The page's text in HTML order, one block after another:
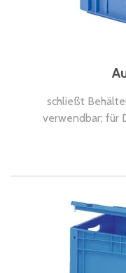
schließt
verwendbar; für